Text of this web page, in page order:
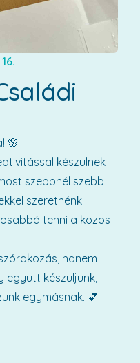
🌸
készülnek
szebbnél szebb
szeretnénk
tenni a közös
hanem
együtt készüljünk,
egymásnak. 💕